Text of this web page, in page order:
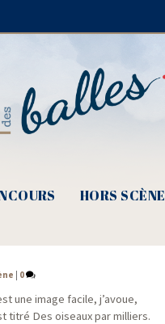
HORS SCÈNE
0
une image facile, j’avoue,
titré Des oiseaux par mil­liers.